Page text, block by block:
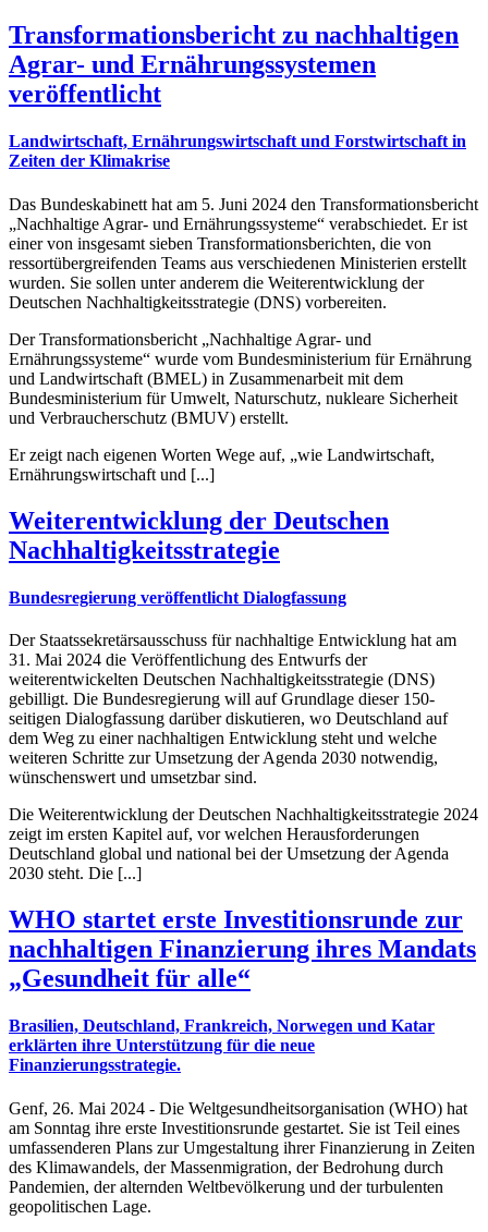
Transformationsbericht zu nachhaltigen
Agrar- und Ernährungssystemen
veröffentlicht
Landwirtschaft, Ernährungswirtschaft und Forstwirtschaft in
Zeiten der Klimakrise
Das Bundeskabinett hat am 5. Juni 2024 den Transformationsbericht
„Nachhaltige Agrar- und Ernährungssysteme“ verabschiedet. Er ist
einer von insgesamt sieben Transformationsberichten, die von
ressortübergreifenden Teams aus verschiedenen Ministerien erstellt
wurden. Sie sollen unter anderem die Weiterentwicklung der
Deutschen Nachhaltigkeitsstrategie (DNS) vorbereiten.
Der Transformationsbericht „Nachhaltige Agrar- und
Ernährungssysteme“ wurde vom Bundesministerium für Ernährung
und Landwirtschaft (BMEL) in Zusammenarbeit mit dem
Bundesministerium für Umwelt, Naturschutz, nukleare Sicherheit
und Verbraucherschutz (BMUV) erstellt.
Er zeigt nach eigenen Worten Wege auf, „wie Landwirtschaft,
Ernährungswirtschaft und [...]
Weiterentwicklung der Deutschen
Nachhaltigkeitsstrategie
Bundesregierung veröffentlicht Dialogfassung
Der Staatssekretärsausschuss für nachhaltige Entwicklung hat am
31. Mai 2024 die Veröffentlichung des Entwurfs der
weiterentwickelten Deutschen Nachhaltigkeitsstrategie (DNS)
gebilligt. Die Bundesregierung will auf Grundlage dieser 150-
seitigen Dialogfassung darüber diskutieren, wo Deutschland auf
dem Weg zu einer nachhaltigen Entwicklung steht und welche
weiteren Schritte zur Umsetzung der Agenda 2030 notwendig,
wünschenswert und umsetzbar sind.
Die Weiterentwicklung der Deutschen Nachhaltigkeitsstrategie 2024
zeigt im ersten Kapitel auf, vor welchen Herausforderungen
Deutschland global und national bei der Umsetzung der Agenda
2030 steht. Die [...]
WHO startet erste Investitionsrunde zur
nachhaltigen Finanzierung ihres Mandats
„Gesundheit für alle“
Brasilien, Deutschland, Frankreich, Norwegen und Katar
erklärten ihre Unterstützung für die neue
Finanzierungsstrategie.
Genf, 26. Mai 2024 - Die Weltgesundheitsorganisation (WHO) hat
am Sonntag ihre erste Investitionsrunde gestartet. Sie ist Teil eines
umfassenderen Plans zur Umgestaltung ihrer Finanzierung in Zeiten
des Klimawandels, der Massenmigration, der Bedrohung durch
Pandemien, der alternden Weltbevölkerung und der turbulenten
geopolitischen Lage.